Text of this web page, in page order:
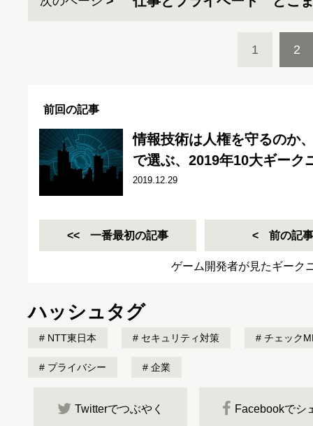
1 2
前回の記事
情報技術は人権を守るのか
で選ぶ、2019年10大ギーク
2019.12.29
一番最初の記事 前の記事
ゲーム開発者が見たギーク
ハッシュタグ
NTT東日本 セキュリティ対策 チェック
プライバシー 企業
Twitterでつぶやく Facebookでシ